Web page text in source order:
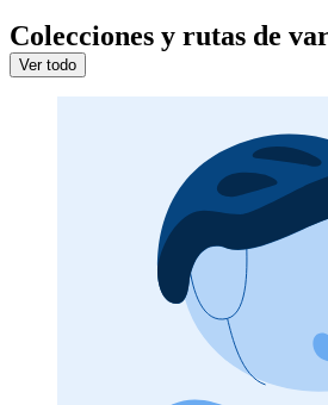
Colecciones y rutas de
Ver todo